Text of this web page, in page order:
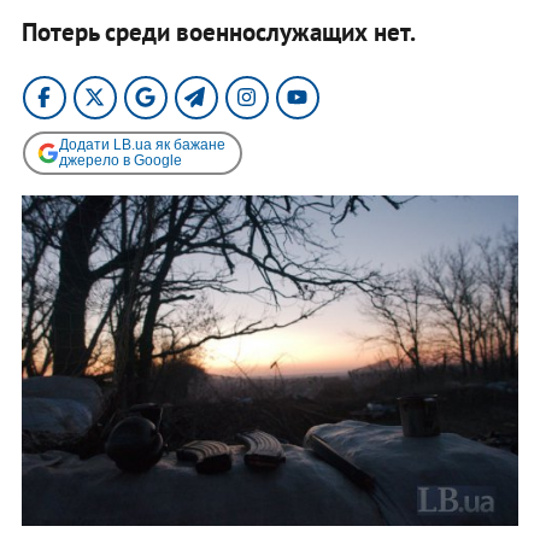
Потерь среди военнослужащих нет.
Додати LB.ua як бажане
джерело в Google